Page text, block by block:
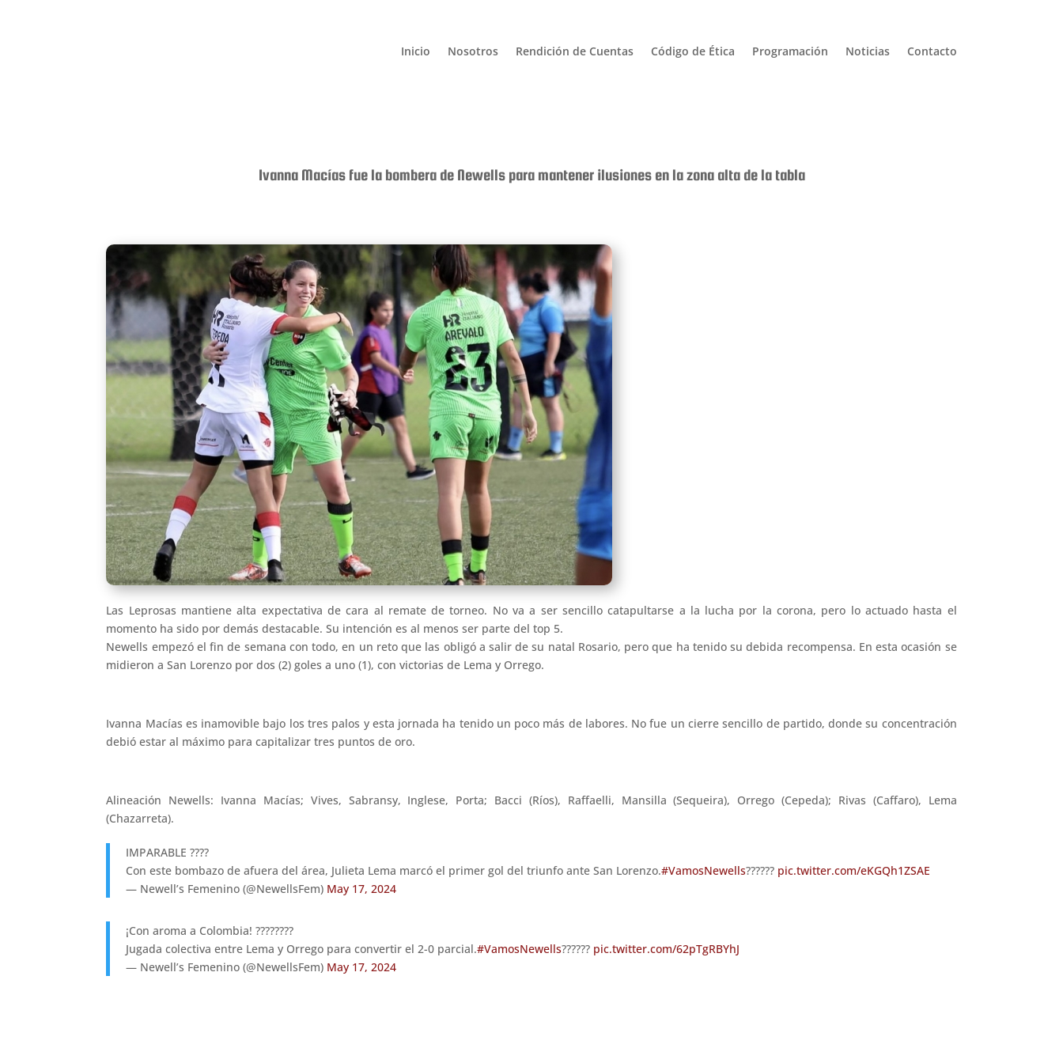
Inicio Nosotros Rendición de Cuentas Código de Ética Programación Noticias Contacto
Ivanna Macías fue la bombera de Newells para mantener ilusiones en la zona alta de la tabla
Las Leprosas mantiene alta expectativa de cara al remate de torneo. No va a ser sencillo catapultarse a la lucha por la corona, pero lo actuado hasta el
momento ha sido por demás destacable. Su intención es al menos ser parte del top 5.
Newells empezó el fin de semana con todo, en un reto que las obligó a salir de su natal Rosario, pero que ha tenido su debida recompensa. En esta ocasión se
midieron a San Lorenzo por dos (2) goles a uno (1), con victorias de Lema y Orrego.
Ivanna Macías es inamovible bajo los tres palos y esta jornada ha tenido un poco más de labores. No fue un cierre sencillo de partido, donde su concentración
debió estar al máximo para capitalizar tres puntos de oro.
Alineación Newells: Ivanna Macías; Vives, Sabransy, Inglese, Porta; Bacci (Ríos), Raffaelli, Mansilla (Sequeira), Orrego (Cepeda); Rivas (Caffaro), Lema
(Chazarreta).
IMPARABLE ????
Con este bombazo de afuera del área, Julieta Lema marcó el primer gol del triunfo ante San Lorenzo.#VamosNewells?????? pic.twitter.com/eKGQh1ZSAE
— Newell’s Femenino (@NewellsFem) May 17, 2024
¡Con aroma a Colombia! ????????
Jugada colectiva entre Lema y Orrego para convertir el 2-0 parcial.#VamosNewells?????? pic.twitter.com/62pTgRBYhJ
— Newell’s Femenino (@NewellsFem) May 17, 2024